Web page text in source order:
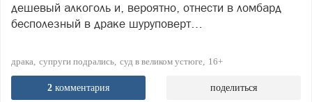
дешевый алкоголь и, вероятно, отнести в ломбард
бесполезный в драке шуруповерт…
драка супруги подрались суд в великом устюге 16+
2 комментария поделиться